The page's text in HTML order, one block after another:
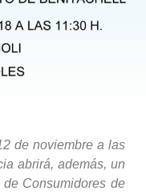
de noviembre a las
abrirá, además, un
Consumidores de